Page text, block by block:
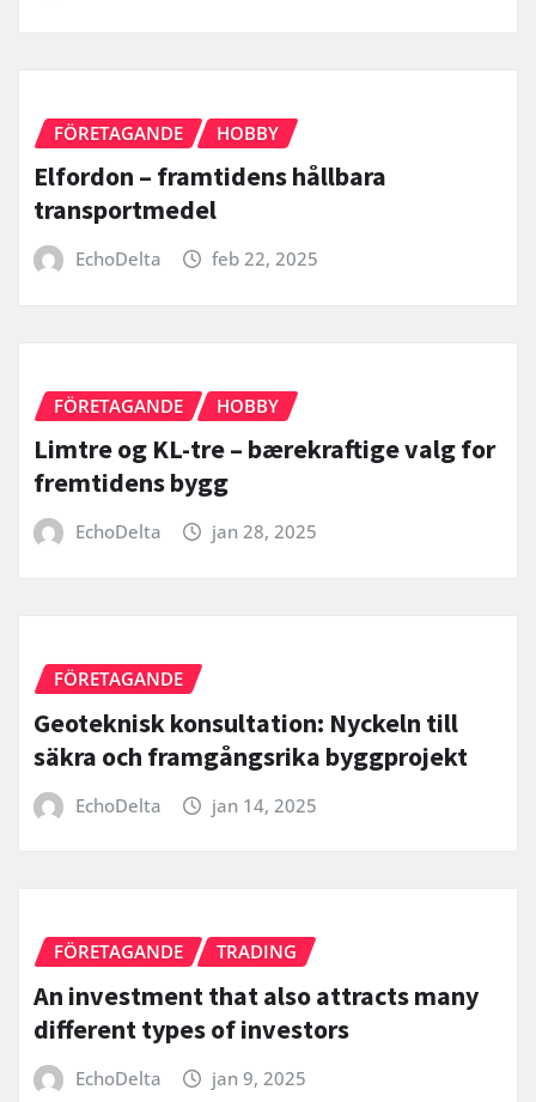
FÖRETAGANDE HOBBY
Elfordon – framtidens hållbara
transportmedel
EchoDelta feb 22, 2025
FÖRETAGANDE HOBBY
Limtre og KL-tre – bærekraftige valg for
fremtidens bygg
EchoDelta jan 28, 2025
FÖRETAGANDE
Geoteknisk konsultation: Nyckeln till
säkra och framgångsrika byggprojekt
EchoDelta jan 14, 2025
FÖRETAGANDE TRADING
An investment that also attracts many
different types of investors
EchoDelta jan 9, 2025